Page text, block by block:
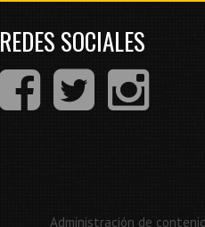
REDES SOCIALES
Administración de